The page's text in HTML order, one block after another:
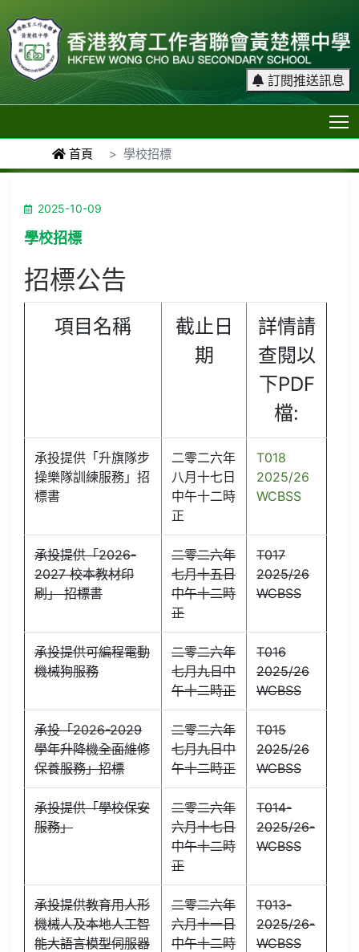
訂閱推送訊息
首頁 學校招標
2025-10-09
學校招標
招標公告
項目名稱
截止日
期
詳情請
查閱以
下PDF
檔:
承投提供「升旗隊步
操樂隊訓練服務」招
標書
二零二六年
八月十七日
中午十二時
正
T018
2025/26
WCBSS
承投提供「2026-
2027 校本教材印
刷」 招標書
二零二六年
七月十五日
中午十二時
正
T017
2025/26
WCBSS
承投提供可編程電動
機械狗服務
二零二六年
七月九日中
午十二時正
T016
2025/26
WCBSS
承投「2026-2029
學年升降機全面維修
保養服務」招標
二零二六年
七月九日中
午十二時正
T015
2025/26
WCBSS
承投提供「學校保安
服務」
二零二六年
六月十七日
中午十二時
正
T014-
2025/26-
WCBSS
承投提供教育用人形
機械人及本地人工智
能大語言模型伺服器
二零二六年
六月十一日
中午十二時
T013-
2025/26-
WCBSS